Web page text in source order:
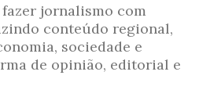
jornalismo com
conteúdo regional,
sociedade e
de opinião, editorial e